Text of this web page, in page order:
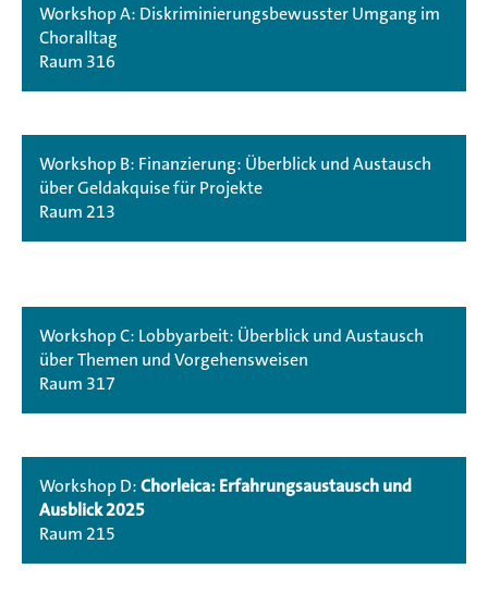
Workshop A: Diskriminierungsbewusster Umgang im
Choralltag
Raum 316
Workshop B: Finanzierung: Überblick und Austausch
über Geldakquise für Projekte
Raum 213
Workshop C: Lobbyarbeit: Überblick und Austausch
über Themen und Vorgehensweisen
Raum 317
Workshop D: Chorleica: Erfahrungsaustausch und
Ausblick 2025
Raum 215